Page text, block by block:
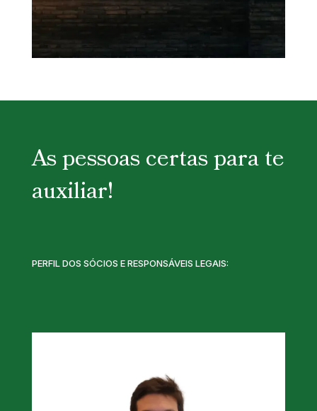
As pessoas certas para te
auxiliar!
PERFIL DOS SÓCIOS E RESPONSÁVEIS LEGAIS: